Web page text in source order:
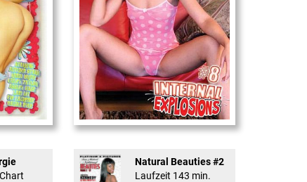
Internal Explosionen
Natural Beauties #2
Laufzeit 143 min.